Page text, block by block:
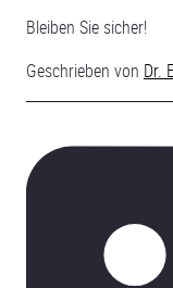
Bleiben Sie sicher!
Geschrieben von Dr.